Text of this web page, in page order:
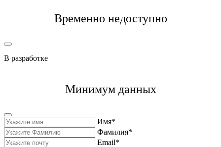
Временно недоступно
В разработке
Минимум данных
Имя*
Фамилия*
Email*